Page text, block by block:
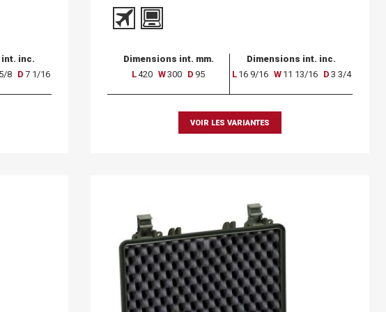
inc.
8 D 7 1/16
Dimensions int. mm.
L420 W300 D 95
Dimensions int. inc.
L 16 9/16 W 11 13/16 D 3 3/4
VOIR LES VARIANTES